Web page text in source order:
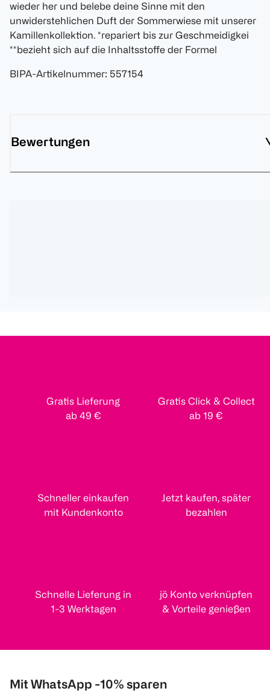
wieder her und belebe deine Sinne mit den
unwiderstehlichen Duft der Sommerwiese mit unserer
Kamillenkollektion. *repariert bis zur Geschmeidigkei
**bezieht sich auf die Inhaltsstoffe der Formel
BIPA-Artikelnummer: 557154
Bewertungen
Gratis Lieferung
ab 49 €
Gratis Click & Collect
ab 19 €
Schneller einkaufen
mit Kundenkonto
Jetzt kaufen, später
bezahlen
Schnelle Lieferung in
1-3 Werktagen
jö Konto verknüpfen
& Vorteile genießen
Mit WhatsApp -10% sparen